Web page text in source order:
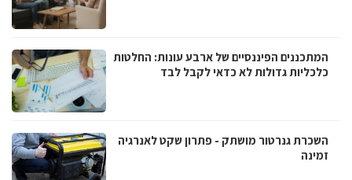
המתכננים הפיננסיים של ארבע עונות: החלטות
כלכליות גדולות לא כדאי לקבל לבד
השכרת גנרטור מושתק - פתרון שקט לאנרגיה
זמינה